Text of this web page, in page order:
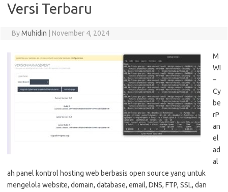
Versi Terbaru
ByMuhidin November 4, 2024
M
WI
–
Cy
be
rP
an
el
ad
al
ah panel kontrol hosting web berbasis open source yang untuk
mengelola website, domain, database, email, DNS, FTP, SSL, dan